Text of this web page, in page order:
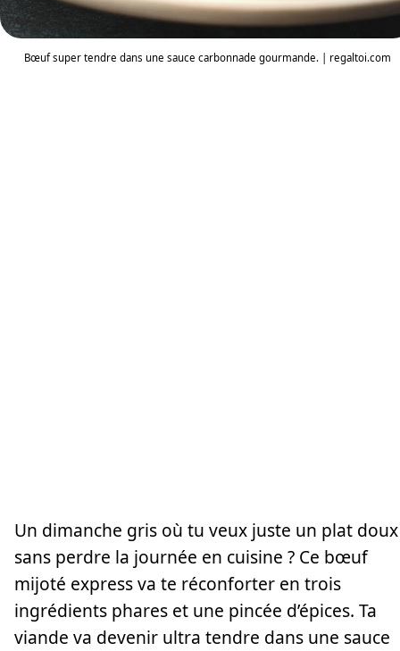
Bœuf super tendre dans une sauce carbonnade gourmande. | regaltoi.com
Un dimanche gris où tu veux juste un plat doux
sans perdre la journée en cuisine ? Ce bœuf
mijoté express va te réconforter en trois
ingrédients phares et une pincée d’épices. Ta
viande va devenir ultra tendre dans une sauce